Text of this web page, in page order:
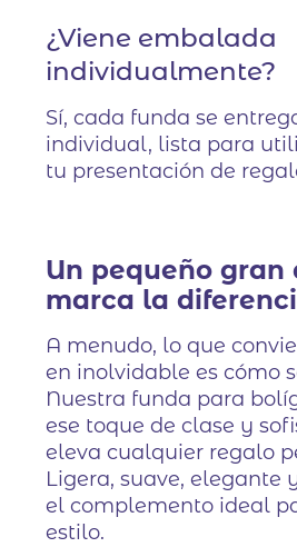
¿Viene embalada
individualmente?
Sí, cada funda se
individual, lista para
tu presentación de
Un pequeño gran
marca la
A menudo, lo que
en inolvidable es cómo
Nuestra funda para
ese toque de clase y
eleva cualquier regalo
Ligera, suave, elegante
el complemento ideal
estilo.